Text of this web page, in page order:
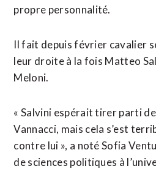
propre personnalité.
Il fait depuis février cavalier
leur droite à la fois Matteo
Meloni.
« Salvini espérait tirer parti
Vannacci, mais cela s’est
contre lui », a noté Sofia
de sciences politiques à